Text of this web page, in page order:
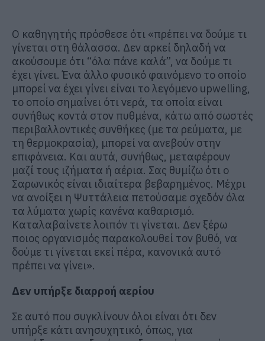
Ο καθηγητής πρόσθεσε ότι «πρέπει να δούμε τι
γίνεται στη θάλασσα. Δεν αρκεί δηλαδή να
ακούσουμε ότι “όλα πάνε καλά”, να δούμε τι
έχει γίνει. Ένα άλλο φυσικό φαινόμενο το οποίο
μπορεί να έχει γίνει είναι το λεγόμενο upwelling,
το οποίο σημαίνει ότι νερά, τα οποία είναι
συνήθως κοντά στον πυθμένα, κάτω από σωστές
περιβαλλοντικές συνθήκες (με τα ρεύματα, με
τη θερμοκρασία), μπορεί να ανεβούν στην
επιφάνεια. Και αυτά, συνήθως, μεταφέρουν
μαζί τους ιζήματα ή αέρια. Σας θυμίζω ότι ο
Σαρωνικός είναι ιδιαίτερα βεβαρημένος. Μέχρι
να ανοίξει η Ψυττάλεια πετούσαμε σχεδόν όλα
τα λύματα χωρίς κανένα καθαρισμό.
Καταλαβαίνετε λοιπόν τι γίνεται. Δεν ξέρω
ποιος οργανισμός παρακολουθεί τον βυθό, να
δούμε τι γίνεται εκεί πέρα, κανονικά αυτό
πρέπει να γίνει».
Δεν υπήρξε διαρροή αερίου
Σε αυτό που συγκλίνουν όλοι είναι ότι δεν
υπήρξε κάτι ανησυχητικό, όπως, για